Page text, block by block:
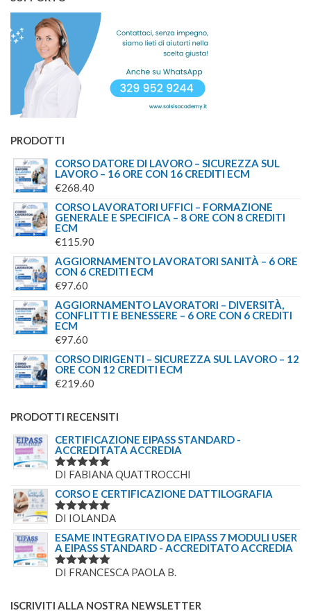
PRODOTTI
CORSO DATORE DI LAVORO – SICUREZZA SUL
LAVORO – 16 ORE CON 16 CREDITI ECM
€268.40
CORSO LAVORATORI UFFICI – FORMAZIONE
GENERALE E SPECIFICA – 8 ORE CON 8 CREDITI
ECM
€115.90
AGGIORNAMENTO LAVORATORI SANITÀ – 6 ORE
CON 6 CREDITI ECM
€97.60
AGGIORNAMENTO LAVORATORI – DIVERSITÀ,
CONFLITTI E BENESSERE – 6 ORE CON 6 CREDITI
ECM
€97.60
CORSO DIRIGENTI – SICUREZZA SUL LAVORO – 12
ORE CON 12 CREDITI ECM
€219.60
PRODOTTI RECENSITI
CERTIFICAZIONE EIPASS STANDARD -
ACCREDITATA ACCREDIA
VALUTATO
DI FABIANA QUATTROCCHI
CORSO E CERTIFICAZIONE DATTILOGRAFIA
VALUTATO
DI IOLANDA
ESAME INTEGRATIVO DA EIPASS 7 MODULI USER
A EIPASS STANDARD - ACCREDITATO ACCREDIA
VALUTATO
DI FRANCESCA PAOLA B.
ISCRIVITI ALLA NOSTRA NEWSLETTER